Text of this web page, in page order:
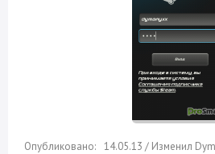
14.05.13 / Изменил